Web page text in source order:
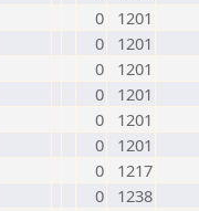
0
1201
0
1201
0
1201
0
1201
0
1201
0
1201
0
1217
0
1238